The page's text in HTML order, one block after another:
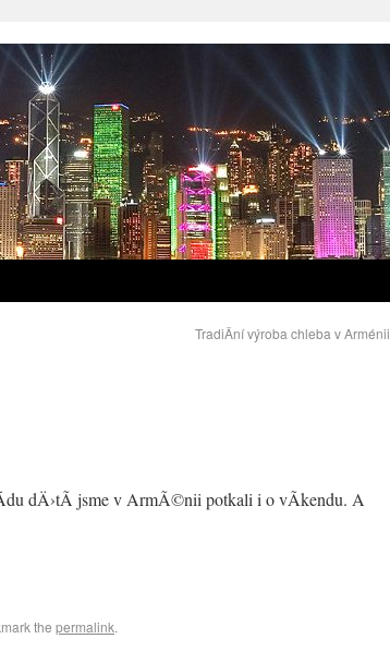
TradiÄní výroba chleba v Arménii
dÄ›tÃ­ jsme v ArmÃ©nii potkali i o vÃ­kendu. A
the permalink.